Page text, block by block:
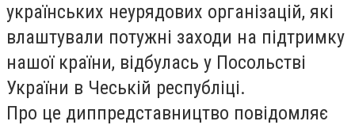
українських неурядових організацій, які
влаштували потужні заходи на підтримку
нашої країни, відбулась у Посольстві
України в Чеській республіці.
Про це диппредставництво повідомляє